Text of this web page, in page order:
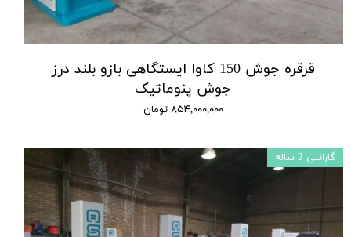
قرقره جوش 150 کاوا ایستگاهی بازو بلند درز
جوش پنوماتیک
۸۵۴,۰۰۰,۰۰۰ تومان
گارانتی 2 ساله